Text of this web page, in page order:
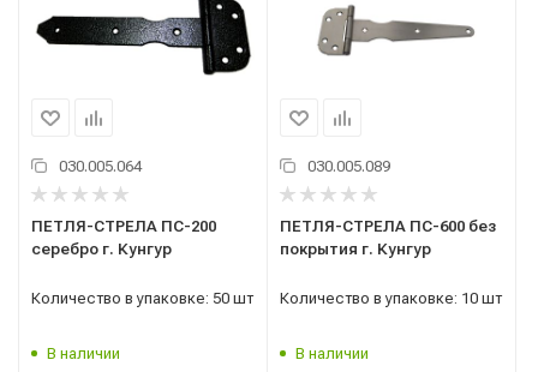
030.005.064
ПЕТЛЯ-СТРЕЛА ПС-200
серебро г. Кунгур
Количество в упаковке: 50 шт
В наличии
030.005.089
ПЕТЛЯ-СТРЕЛА ПС-600 без
покрытия г. Кунгур
Количество в упаковке: 10 шт
В наличии